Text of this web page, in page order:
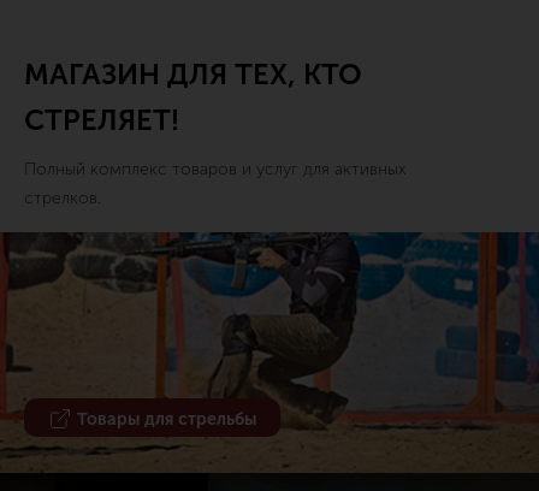
МАГАЗИН ДЛЯ ТЕХ, КТО
СТРЕЛЯЕТ!
Полный комплекс товаров и услуг для активных
стрелков.
Товары для стрельбы